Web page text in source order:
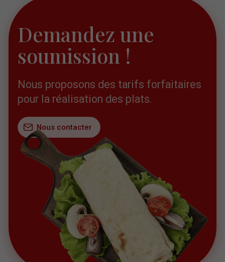
Demandez une
soumission !
Nous proposons des tarifs forfaitaires
pour la réalisation des plats.
Nous contacter